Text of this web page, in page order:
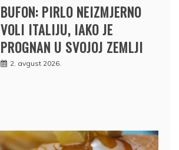
BUFON: PIRLO NEIZMJERNO
VOLI ITALIJU, IAKO JE
PROGNAN U SVOJOJ ZEMLJI
2. avgust 2026.